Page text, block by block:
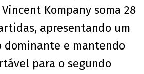
Kompany soma 28
apresentando um
dominante e mantendo
para o segundo